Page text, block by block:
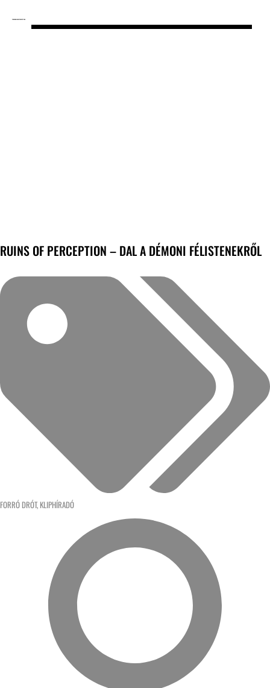
RUINS OF PERCEPTION – DAL A DÉMONI FÉLISTENEKRŐL
FORRÓ DRÓT, KLIPHÍRADÓ